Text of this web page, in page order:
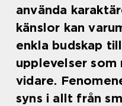
använda
känslor kan
enkla budskap
upplevelser som
vidare.
syns i allt från